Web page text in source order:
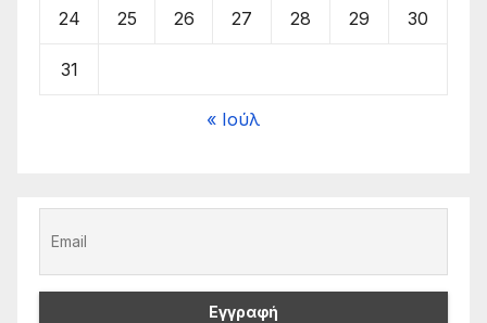
24 25 26 27 28 29 30
31
« Ιούλ